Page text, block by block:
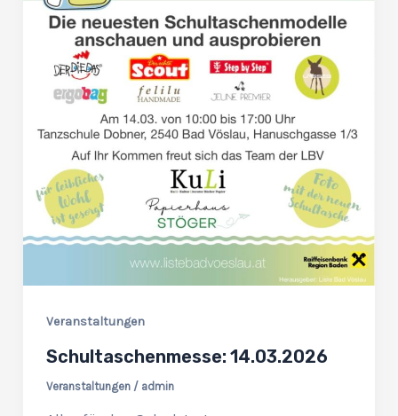
Veranstaltungen
Schultaschenmesse: 14.03.2026
Veranstaltungen/ admin